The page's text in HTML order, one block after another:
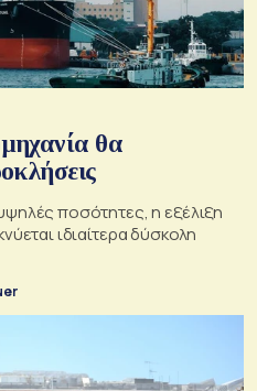
θα
ποσότητες, η εξέλιξη
ιδιαίτερα δύσκολη